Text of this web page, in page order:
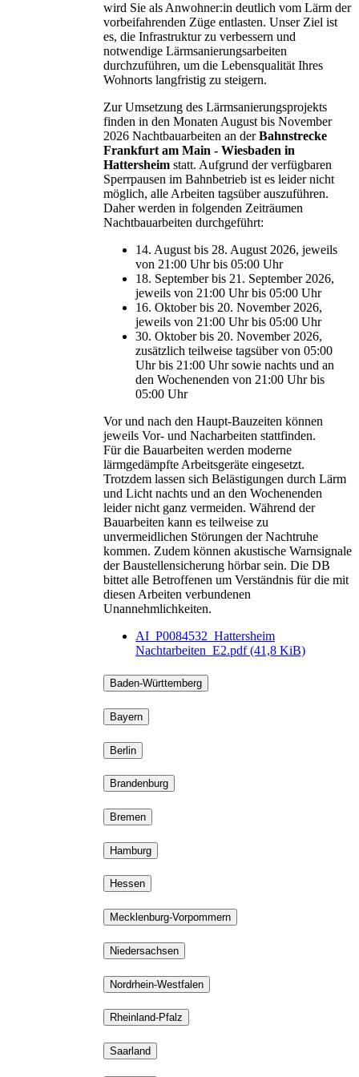
wird Sie als Anwohner:in deutlich vom Lärm der
vorbeifahrenden Züge entlasten. Unser Ziel ist
es, die Infrastruktur zu verbessern und
notwendige Lärmsanierungsarbeiten
durchzuführen, um die Lebensqualität Ihres
Wohnorts langfristig zu steigern.
Zur Umsetzung des Lärmsanierungsprojekts
finden in den Monaten August bis November
2026 Nachtbauarbeiten an derBahnstrecke
Frankfurt am Main - Wiesbaden in
Hattersheimstatt. Aufgrund der verfügbaren
Sperrpausen im Bahnbetrieb ist es leider nicht
möglich, alle Arbeiten tagsüber auszuführen.
Daher werden in folgenden Zeiträumen
Nachtbauarbeiten durchgeführt:
14. August bis 28. August 2026, jeweils
von 21:00 Uhr bis 05:00 Uhr
18. September bis 21. September 2026,
jeweils von 21:00 Uhr bis 05:00 Uhr
16. Oktober bis 20. November 2026,
jeweils von 21:00 Uhr bis 05:00 Uhr
30. Oktober bis 20. November 2026,
zusätzlich teilweise tagsüber von 05:00
Uhr bis 21:00 Uhr sowie nachts und an
den Wochenenden von 21:00 Uhr bis
05:00 Uhr
Vor und nach den Haupt-Bauzeiten können
jeweils Vor- und Nacharbeiten stattfinden.
Für die Bauarbeiten werden moderne
lärmgedämpfte Arbeitsgeräte eingesetzt.
Trotzdem lassen sich Belästigungen durch Lärm
und Licht nachts und an den Wochenenden
leider nicht ganz vermeiden. Während der
Bauarbeiten kann es teilweise zu
unvermeidlichen Störungen der Nachtruhe
kommen. Zudem können akustische Warnsignale
der Baustellensicherung hörbar sein. Die DB
bittet alle Betroffenen um Verständnis für die mit
diesen Arbeiten verbundenen
Unannehmlichkeiten.
AI_P0084532_Hattersheim
Nachtarbeiten_E2.pdf(41,8 KiB)
Baden-Württemberg
Bayern
Berlin
Brandenburg
Bremen
Hamburg
Hessen
Mecklenburg-Vorpommern
Niedersachsen
Nordrhein-Westfalen
Rheinland-Pfalz
Saarland